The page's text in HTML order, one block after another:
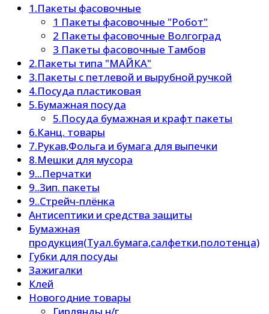
1.Пакеты фасовочные
1 Пакеты фасовочные "Робот"
2 Пакеты фасовочные Волгоград
3 Пакеты фасовочные Тамбов
2.Пакеты типа "МАЙКА"
3.Пакеты с петлевой и вырубной ручкой
4.Посуда пластиковая
5.Бумажная посуда
5.Посуда бумажная и крафт пакеты
6.Канц. товары
7.Рукав,Фольга и бумага для выпечки
8.Мешки для мусора
9...Перчатки
9..Зип. пакеты
9..Стрейч-плёнка
Антисептики и средства защиты
Бумажная
продукция(Туал.бумага,салфетки,полотенца)
Губки для посуды
Зажигалки
Клей
Новогодние товары
Гирлянды н/г